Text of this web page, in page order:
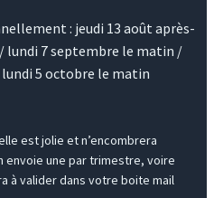
: jeudi 13 août après-
lundi 7 septembre le matin /
5 octobre le matin
est jolie et n’encombrera
envoie une par trimestre, voire
à valider dans votre boite mail